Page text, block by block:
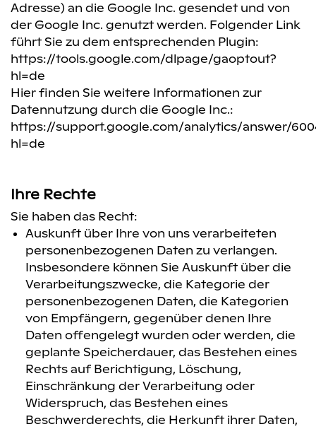
Adresse) an die Google Inc. gesendet und von
der Google Inc. genutzt werden. Folgender Link
führt Sie zu dem entsprechenden Plugin:
https://tools.google.com/dlpage/gaoptout?
hl=de
Hier finden Sie weitere Informationen zur
Datennutzung durch die Google Inc.:
https://support.google.com/analytics/answer/
hl=de
Ihre Rechte
Sie haben das Recht:
Auskunft über Ihre von uns verarbeiteten
personenbezogenen Daten zu verlangen.
Insbesondere können Sie Auskunft über die
Verarbeitungszwecke, die Kategorie der
personenbezogenen Daten, die Kategorien
von Empfängern, gegenüber denen Ihre
Daten offengelegt wurden oder werden, die
geplante Speicherdauer, das Bestehen eines
Rechts auf Berichtigung, Löschung,
Einschränkung der Verarbeitung oder
Widerspruch, das Bestehen eines
Beschwerderechts, die Herkunft ihrer Daten,